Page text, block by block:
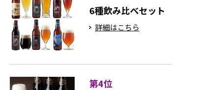
6種飲み比べセット
詳細はこちら
第4位